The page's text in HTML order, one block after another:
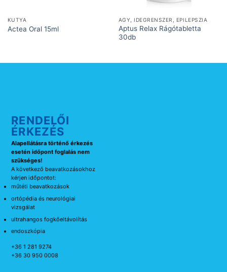
KUTYA
Actea Oral 15ml
AGY, IDEGRENSZER, EPILEPSZIA
Aptus Relax Rágótabletta
30db
RENDELŐI
ÉRKEZÉS
Alapellátásra történő érkezés
esetén időpont foglalás nem
szükséges!
A következő beavatkozásokhoz
kérjen időpontot:
műtéti beavatkozások
ortópédia és neurológiai
vizsgálat
ultrahangos fogkőeltávolítás
endoszkópia
+36 1 281 9274
+36 30 950 0008